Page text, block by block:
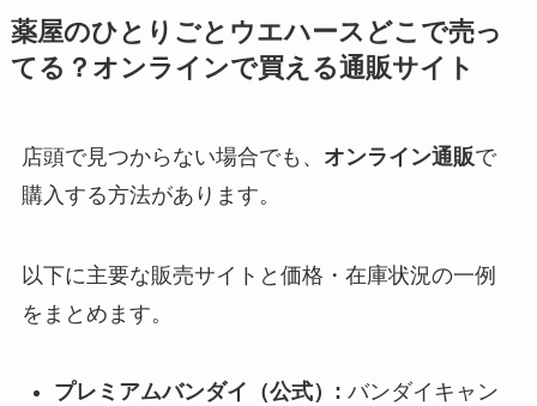
薬屋のひとりごとウエハースどこで売っ
てる？オンラインで買える通販サイト
店頭で見つからない場合でも、 オンライン通販で
購入する方法があります。
以下に主要な販売サイトと価格・在庫状況の一例
をまとめます。
プレミアムバンダイ（公式）: バンダイキャン